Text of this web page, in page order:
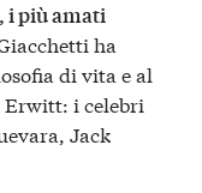
i più amati
ha
di vita e al
i celebri
Jack